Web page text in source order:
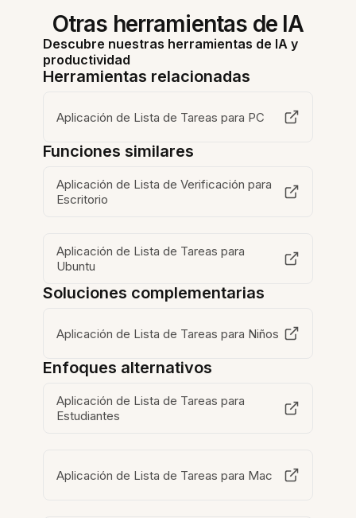
Otras herramientas de IA
Descubre nuestras herramientas de IA y
productividad
Herramientas relacionadas
Aplicación de Lista de Tareas para PC
Funciones similares
Aplicación de Lista de Verificación para
Escritorio
Aplicación de Lista de Tareas para
Ubuntu
Soluciones complementarias
Aplicación de Lista de Tareas para Niños
Enfoques alternativos
Aplicación de Lista de Tareas para
Estudiantes
Aplicación de Lista de Tareas para Mac